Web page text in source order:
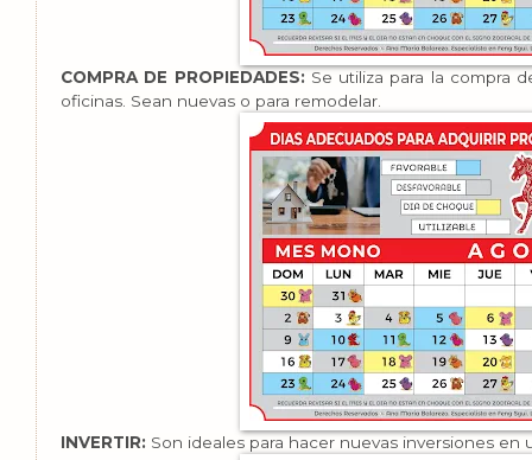
COMPRA DE PROPIEDADES: Se utiliza para la compra
oficinas. Sean nuevas o para remodelar.
INVERTIR: Son ideales para hacer nuevas inversiones